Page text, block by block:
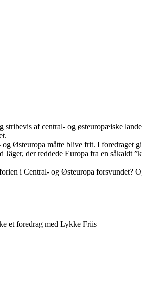
af central- og østeuropæiske
Østeuropa måtte blive frit. I foredraget
der reddede Europa fra en såkaldt
i Central- og Østeuropa forsvundet?
et foredrag med Lykke Friis